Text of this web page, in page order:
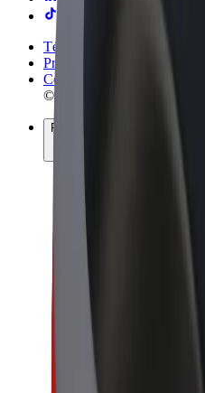
Términos y Condiciones
Privacidad
Cookies
© 2026 Bolt Technology OÜ
Productos
Patinetes
Bolt Market
Bolt Food
Bolt Drive
Bolt para empresas